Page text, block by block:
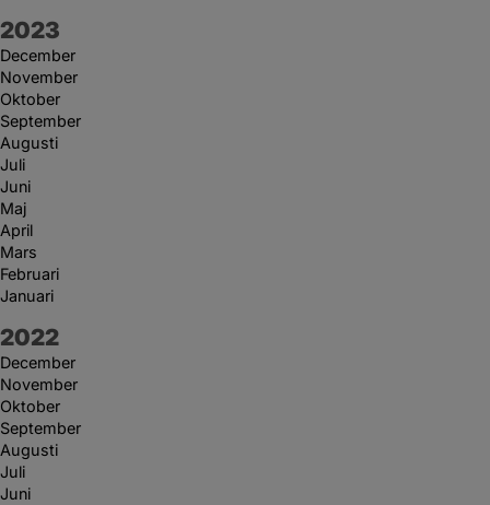
År:
2023
December
November
Oktober
September
Augusti
Juli
Juni
Maj
April
Mars
Februari
Januari
År:
2022
December
November
Oktober
September
Augusti
Juli
Juni